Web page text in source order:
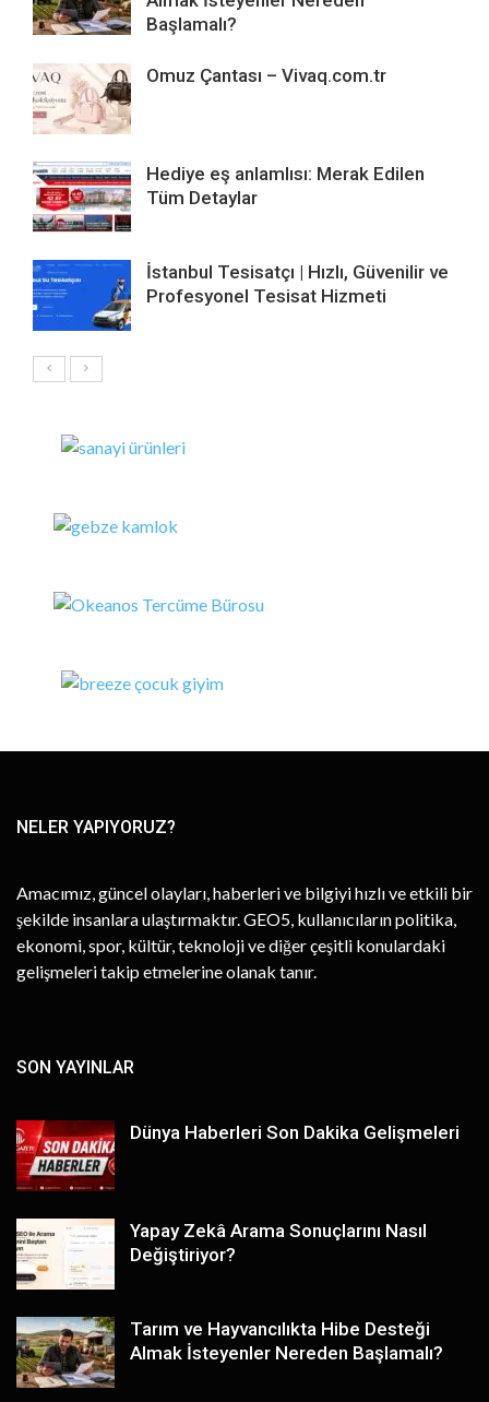
Başlamalı?
Omuz Çantası – Vivaq.com.tr
Hediye eş anlamlısı: Merak Edilen
Tüm Detaylar
İstanbul Tesisatçı | Hızlı, Güvenilir ve
Profesyonel Tesisat Hizmeti
NELER YAPIYORUZ?
Amacımız, güncel olayları, haberleri ve bilgiyi hızlı ve etkili bir
şekilde insanlara ulaştırmaktır. GEO5, kullanıcıların politika,
ekonomi, spor, kültür, teknoloji ve diğer çeşitli konulardaki
gelişmeleri takip etmelerine olanak tanır.
SON YAYINLAR
Dünya Haberleri Son Dakika Gelişmeleri
Yapay Zekâ Arama Sonuçlarını Nasıl
Değiştiriyor?
Tarım ve Hayvancılıkta Hibe Desteği
Almak İsteyenler Nereden Başlamalı?